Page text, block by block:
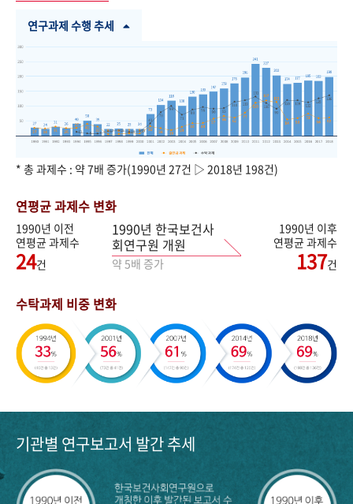
연구과제 수행 추세
* 총 과제수 : 약 7배 증가(1990년 27건 ▷ 2018년 198건)
연평균 과제수 변화
1990년 이전
연평균 과제수
24건
1990년 한국보건사
회연구원 개원
약 5배 증가
1990년 이후
연평균 과제수
137건
수탁과제 비중 변화
기관별 연구보고서 발간 추세